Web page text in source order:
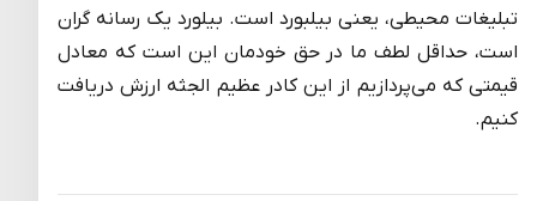
تبلیغات محیطی، یعنی بیلبورد است. بیلورد یک رسانه گران
است، حداقل لطف ما در حق خودمان این است که معادل
قیمتی که می‌پردازیم از این کادر عظیم الجثه ارزش دریافت
کنیم.